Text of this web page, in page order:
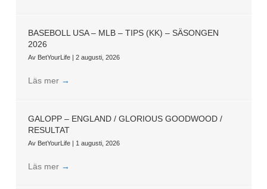
BASEBOLL USA – MLB – TIPS (KK) – SÄSONGEN
2026
Av BetYourLife | 2 augusti, 2026
Läs mer →
GALOPP – ENGLAND / GLORIOUS GOODWOOD /
RESULTAT
Av BetYourLife | 1 augusti, 2026
Läs mer →